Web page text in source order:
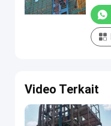
Video Terkait